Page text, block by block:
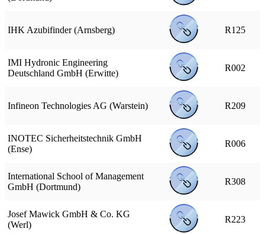
IHK Azubifinder (Arnsberg) R125
IMI Hydronic Engineering
Deutschland GmbH (Erwitte)
R002
Infineon Technologies AG (Warstein) R209
INOTEC Sicherheitstechnik GmbH
(Ense)
R006
International School of Management
GmbH (Dortmund)
R308
Josef Mawick GmbH & Co. KG
(Werl)
R223